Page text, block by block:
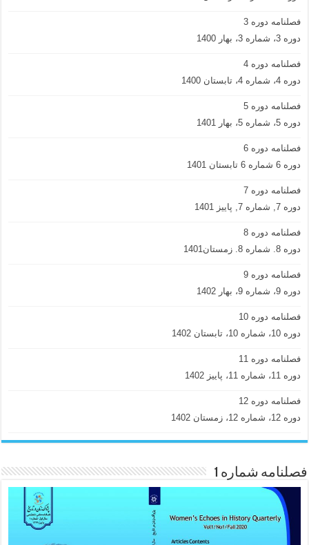
فصلنامه دوره 3
دوره 3، شماره 3، بهار 1400
فصلنامه دوره 4
دوره 4، شماره 4، تابستان 1400
فصلنامه دوره 5
دوره 5، شماره 5، بهار 1401
فصلنامه دوره 6
دوره 6 شماره 6 تابستان 1401
فصلنامه دوره 7
دوره 7, شماره 7, پاییز 1401
فصلنامه دوره 8
دوره 8. شماره 8. زمستان1401
فصلنامه دوره 9
دوره 9، شماره 9، بهار 1402
فصلنامه دوره 10
دوره 10، شماره 10، تابستان 1402
فصلنامه دوره 11
دوره 11، شماره 11، پاییز 1402
فصلنامه دوره 12
دوره 12، شماره 12، زمستان 1402
فصلنامه شماره 1